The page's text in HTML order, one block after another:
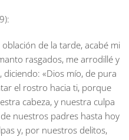
de la tarde, acabé mi
rasgados, me arrodillé y
diciendo: «Dios mío, de pura
el rostro hacia ti, porque
cabeza, y nuestra culpa
nuestros padres hasta hoy
y, por nuestros delitos,